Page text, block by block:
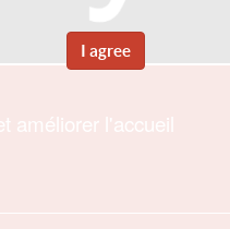
améliorer l'accueil
I agree